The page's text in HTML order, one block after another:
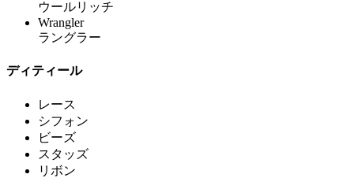
ウールリッチ
Wrangler
ラングラー
ディティール
レース
シフォン
ビーズ
スタッズ
リボン